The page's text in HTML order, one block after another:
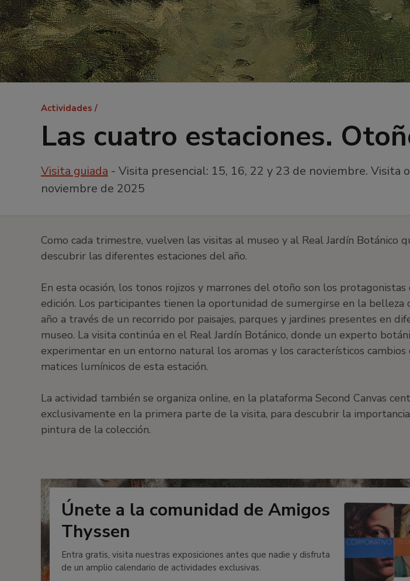
Ruta
de
navegación
Actividades
Las cuatro estaciones.
Visita guiada - Visita presencial: 15, 16, 22 y 23 de noviembre. Visita
noviembre de 2025
Como cada trimestre, vuelven las visitas al museo y al Real Jardín Botánico
descubrir las diferentes estaciones del año.
En esta ocasión, los tonos rojizos y marrones del otoño son los protagonistas
edición. Los participantes tienen la oportunidad de sumergirse en la belleza
año a través de un recorrido por paisajes, parques y jardines presentes en
museo. La visita continúa en el Real Jardín Botánico, donde un experto
experimentar en un entorno natural los aromas y los característicos cambios
matices lumínicos de esta estación.
La actividad también se organiza online, en la plataforma Second Canvas
exclusivamente en la primera parte de la visita, para descubrir la
pintura de la colección.
Únete a la comunidad de Amigos
Thyssen
Entra gratis, visita nuestras exposiciones antes que nadie y disfruta
de un amplio calendario de actividades exclusivas.